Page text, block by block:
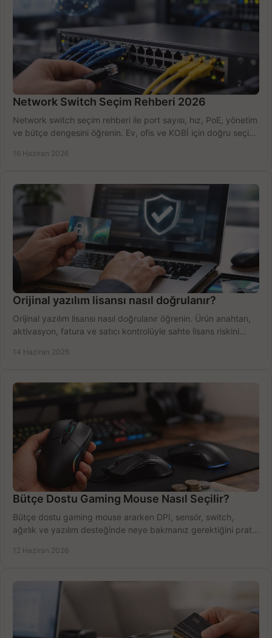
Network Switch Seçim Rehberi 2026
Network switch seçim rehberi ile port sayısı, hız, PoE, yönetim
ve bütçe dengesini öğrenin. Ev, ofis ve KOBİ için doğru seçimi
16 Haziran 2026
Orijinal yazılım lisansı nasıl doğrulanır?
Orijinal yazılım lisansı nasıl doğrulanır öğrenin. Ürün anahtarı,
aktivasyon, fatura ve satıcı kontrolüyle sahte lisans riskini
14 Haziran 2026
Bütçe Dostu Gaming Mouse Nasıl Seçilir?
Bütçe dostu gaming mouse ararken DPI, sensör, switch,
ağırlık ve yazılım desteğinde neye bakmanız gerektiğini pratik
12 Haziran 2026